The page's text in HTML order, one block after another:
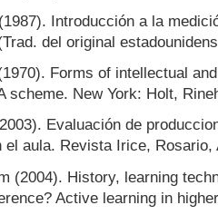
Introducción a la
del original
Forms of intellectual
scheme. New York: Holt,
Evaluación de
aula. Revista Irice, Rosario,
(2004). History, learning
Active learning in